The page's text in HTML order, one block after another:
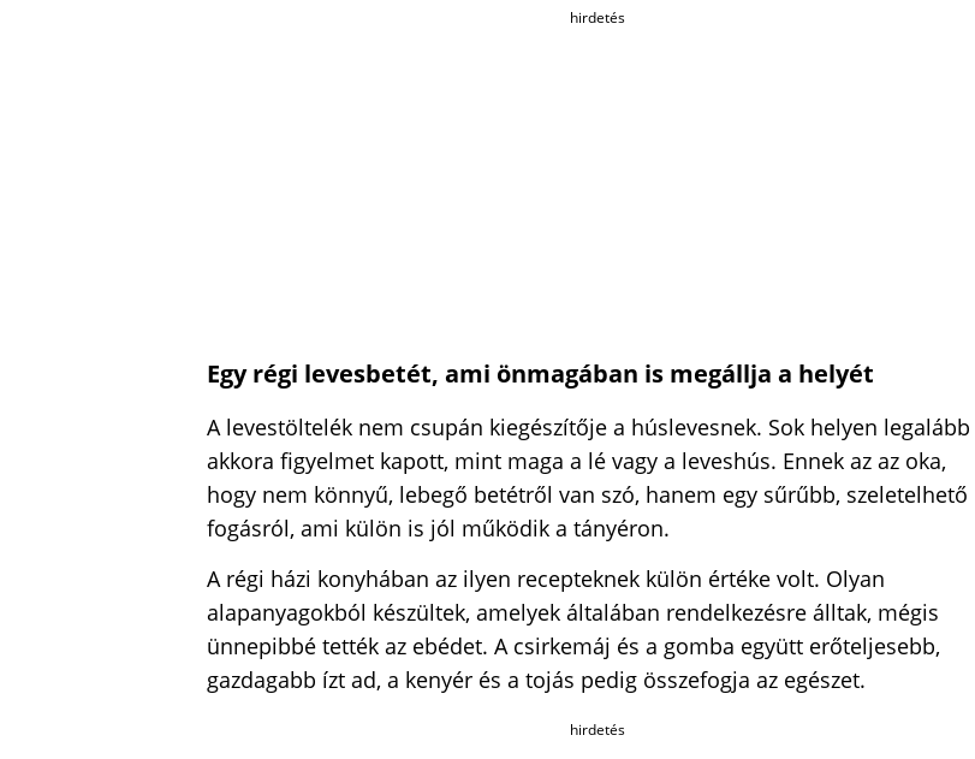
hirdetés
Egy régi levesbetét, ami önmagában is megállja a helyét
A levestöltelék nem csupán kiegészítője a húslevesnek. Sok helyen legalább
akkora figyelmet kapott, mint maga a lé vagy a leveshús. Ennek az az oka,
hogy nem könnyű, lebegő betétről van szó, hanem egy sűrűbb, szeletelhető
fogásról, ami külön is jól működik a tányéron.
A régi házi konyhában az ilyen recepteknek külön értéke volt. Olyan
alapanyagokból készültek, amelyek általában rendelkezésre álltak, mégis
ünnepibbé tették az ebédet. A csirkemáj és a gomba együtt erőteljesebb,
gazdagabb ízt ad, a kenyér és a tojás pedig összefogja az egészet.
hirdetés